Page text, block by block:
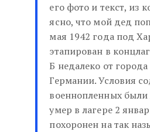
его фото и текст, из
ясно, что мой дед
мая 1942 года под
этапирован в
Б недалеко от
Германии. Условия
военнопленных были
умер в лагере 2
похоронен на так